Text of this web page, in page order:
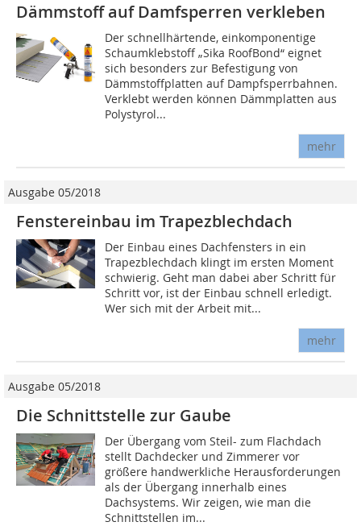
Dämmstoff auf Damfsperren verkleben
Der schnellhärtende, einkomponentige
Schaumklebstoff „Sika RoofBond“ eignet
sich besonders zur Befestigung von
Dämmstoffplatten auf Dampfsperrbahnen.
Verklebt werden können Dämmplatten aus
Polystyrol...
mehr
Ausgabe 05/2018
Fenstereinbau im Trapezblechdach
Der Einbau eines Dachfensters in ein
Trapezblechdach klingt im ersten Moment
schwierig. Geht man dabei aber Schritt für
Schritt vor, ist der Einbau schnell erledigt.
Wer sich mit der Arbeit mit...
mehr
Ausgabe 05/2018
Die Schnittstelle zur Gaube
Der Übergang vom Steil- zum Flachdach
stellt Dachdecker und Zimmerer vor
größere handwerkliche Herausforderungen
als der Übergang innerhalb eines
Dachsystems. Wir zeigen, wie man die
Schnittstellen im...